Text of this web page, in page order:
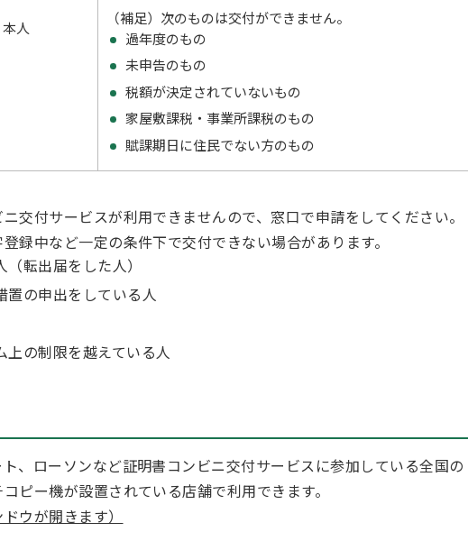
本人
（補足）次のものは交付ができません。
過年度のもの
未申告のもの
税額が決定されていないもの
家屋敷課税・事業所課税のもの
賦課期日に住民でない方のもの
交付サービスが利用できませんので、窓口で申請をしてください。
録中など一定の条件下で交付できない場合があります。
転出届をした人）
置の申出をしている人
の制限を越えている人
、ローソンなど証明書コンビニ交付サービスに参加している全国の
ピー機が設置されている店舗で利用できます。
ウが開きます）